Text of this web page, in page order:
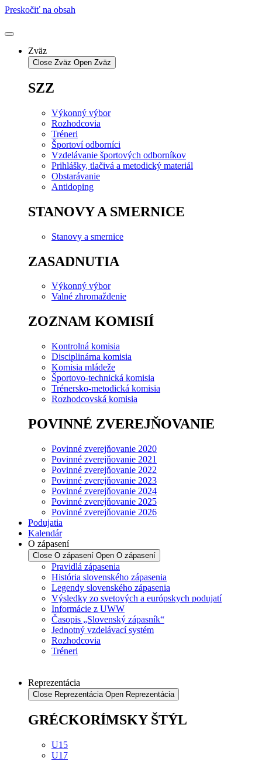
Preskočiť na obsah
Zväz
Close Zväz Open Zväz
SZZ
Výkonný výbor
Rozhodcovia
Tréneri
Športoví odborníci
Vzdelávanie športových odborníkov
Prihlášky, tlačivá a metodický materiál
Obstarávanie
Antidoping
STANOVY A SMERNICE
Stanovy a smernice
ZASADNUTIA
Výkonný výbor
Valné zhromaždenie
ZOZNAM KOMISIÍ
Kontrolná komisia
Disciplinárna komisia
Komisia mládeže
Športovo-technická komisia
Trénersko-metodická komisia
Rozhodcovská komisia
POVINNÉ ZVEREJŇOVANIE
Povinné zverejňovanie 2020
Povinné zverejňovanie 2021
Povinné zverejňovanie 2022
Povinné zverejňovanie 2023
Povinné zverejňovanie 2024
Povinné zverejňovanie 2025
Povinné zverejňovanie 2026
Podujatia
Kalendár
O zápasení
Close O zápasení Open O zápasení
Pravidlá zápasenia
História slovenského zápasenia
Legendy slovenského zápasenia
Výsledky zo svetových a európskych podujatí
Informácie z UWW
Časopis „Slovenský zápasník“
Jednotný vzdelávací systém
Rozhodcovia
Tréneri
Reprezentácia
Close Reprezentácia Open Reprezentácia
GRÉCKORÍMSKY ŠTÝL
U15
U17